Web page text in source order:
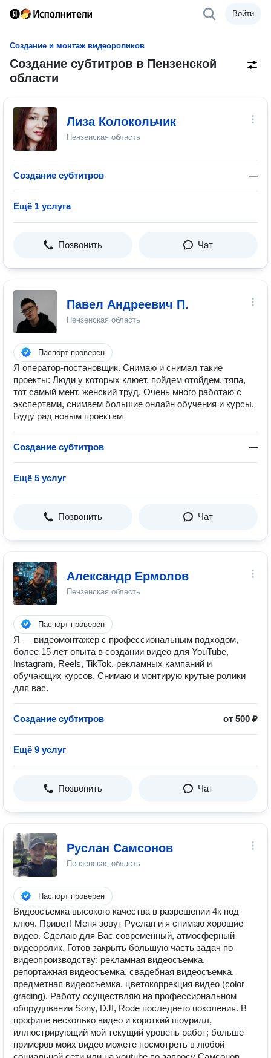
Войти
Создание и монтаж видеороликов
Создание субтитров в Пензенской
области
Лиза Колокольчик
Пензенская область
Создание субтитров —
Ещё 1 услуга
Позвонить Чат
Павел Андреевич П.
Пензенская область
Паспорт проверен
Я оператор-постановщик. Снимаю и снимал такие
проекты: Люди у которых клюет, пойдем отойдем, тяпа,
тот самый мент, женский труд. Очень много работаю с
экспертами, снимаем большие онлайн обучения и курсы.
Буду рад новым проектам
Создание субтитров —
Ещё 5 услуг
Позвонить Чат
Александр Ермолов
Пензенская область
Паспорт проверен
Я — видеомонтажёр с профессиональным подходом,
более 15 лет опыта в создании видео для YouTube,
Instagram, Reels, TikTok, рекламных кампаний и
обучающих курсов. Снимаю и монтирую крутые ролики
для вас.
Создание субтитров от 500 ₽
Ещё 9 услуг
Позвонить Чат
Руслан Самсонов
Пензенская область
Паспорт проверен
Видеосъемка высокого качества в разрешении 4к под
ключ. Привет! Меня зовут Руслан и я снимаю хорошие
видео. Сделаю для Вас современный, атмосферный
видеоролик. Готов закрыть большую часть задач по
видеопроизводству: рекламная видеосъемка,
репортажная видеосъемка, свадебная видеосъемка,
предметная видеосъемка, цветокоррекция видео (color
grading). Работу осуществляю на профессиональном
оборудовании Sony, DJI, Rode последнего поколения. В
профиле несколько видео и короткий шоурилл,
иллюстрирующий мой текущий уровень работ; больше
примеров моих видео можете посмотреть в любой